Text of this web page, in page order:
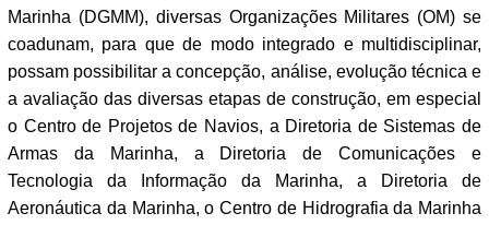
Marinha (DGMM), diversas Organizações Militares (OM) se
coadunam, para que de modo integrado e multidisciplinar,
possam possibilitar a concepção, análise, evolução técnica e
a avaliação das diversas etapas de construção, em especial
o Centro de Projetos de Navios, a Diretoria de Sistemas de
Armas da Marinha, a Diretoria de Comunicações e
Tecnologia da Informação da Marinha, a Diretoria de
Aeronáutica da Marinha, o Centro de Hidrografia da Marinha